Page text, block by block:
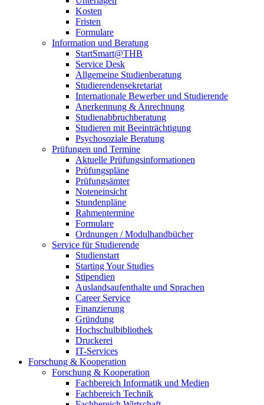
Kosten
Fristen
Formulare
Information und Beratung
StartSmart@THB
Service Desk
Allgemeine Studienberatung
Studierendensekretariat
Internationale Bewerber und Studierende
Anerkennung & Anrechnung
Studienabbruchberatung
Studieren mit Beeinträchtigung
Psychosoziale Beratung
Prüfungen und Termine
Aktuelle Prüfungsinformationen
Prüfungspläne
Prüfungsämter
Noteneinsicht
Stundenpläne
Rahmentermine
Formulare
Ordnungen / Modulhandbücher
Service für Studierende
Studienstart
Starting Your Studies
Stipendien
Auslandsaufenthalte und Sprachen
Career Service
Finanzierung
Gründung
Hochschulbibliothek
Druckerei
IT-Services
Forschung & Kooperation
Forschung & Kooperation
Fachbereich Informatik und Medien
Fachbereich Technik